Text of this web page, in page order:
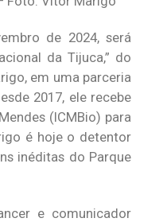
de 2024, será
da Tijuca,” do
em uma parceria
2017, ele recebe
(ICMBio) para
é hoje o detentor
inéditas do Parque
e comunicador